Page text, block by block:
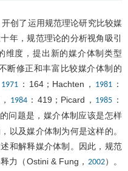
创了运用规范理论研究比较媒
年，规范理论的分析视角吸引
维度，提出新的媒介体制类型
断修正和丰富比较媒介体制的
1971 ：164；Hachten， 1981 ：
1984：419；Picard， 1985 ：
问题是，媒介体制应该是怎样
以及媒介体制为何是这样的。
和解释媒介体制。因此，规范
力（Ostini & Fung， 2002）。